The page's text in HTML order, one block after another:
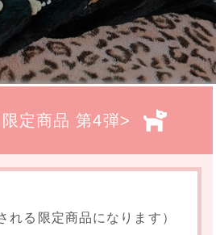
定商品 第4弾>
れる限定商品になります）